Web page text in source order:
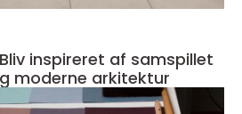
inspireret af samspillet
moderne arkitektur